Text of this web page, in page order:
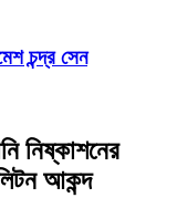
চন্দ্র সেন
নিষ্কাশনের
আকন্দ